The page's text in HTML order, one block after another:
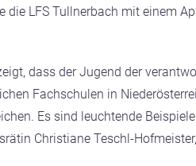
die LFS Tullnerbach mit einem
dass der Jugend der
Fachschulen in
Es sind leuchtende
Christiane Teschl-